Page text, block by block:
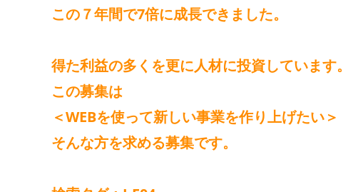
この７年間で7倍に成長できました。
得た利益の多くを更に人材に投資しています。
この募集は
＜WEBを使って新しい事業を作り上げたい＞
そんな方を求める募集です。